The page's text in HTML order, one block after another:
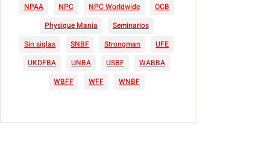
NPAA
NPC NPC Worldwide
OCB
Physique Mania
Seminarios
Sin siglas
SNBF Strongman
UFE
UKDFBA
UNBA USBF
WABBA
WBFF
WFF WNBF